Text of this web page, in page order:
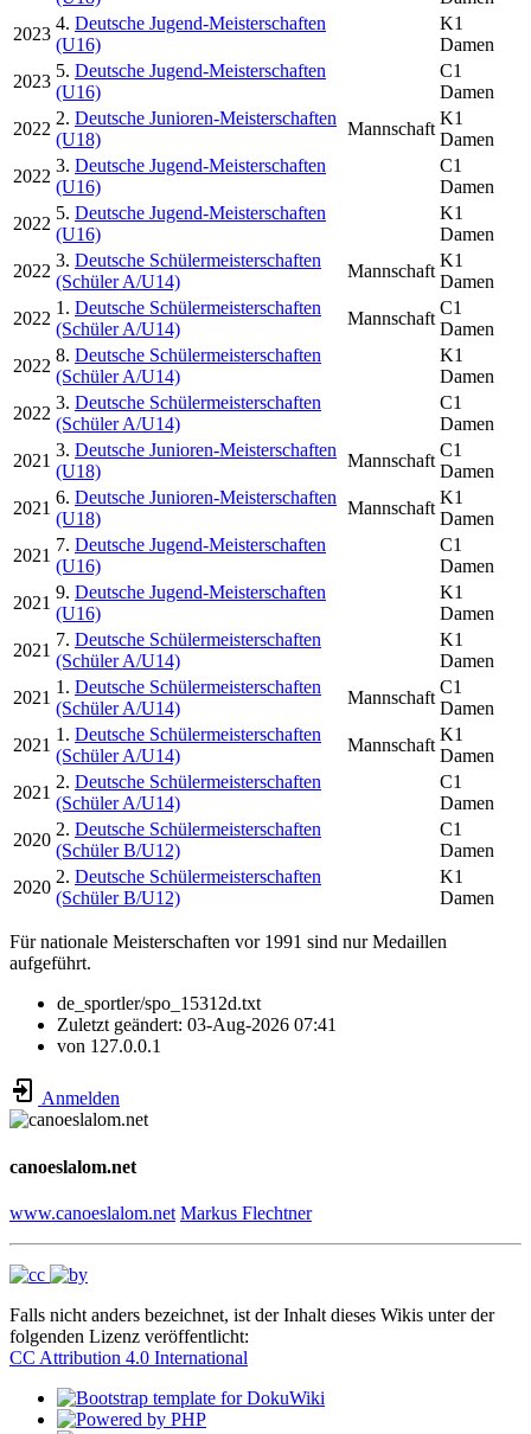
2023
4. Deutsche Jugend-Meisterschaften
(U16)
K1
Damen
2023
5. Deutsche Jugend-Meisterschaften
(U16)
C1
Damen
2022
2. Deutsche Junioren-Meisterschaften
(U18)
Mannschaft
K1
Damen
2022
3. Deutsche Jugend-Meisterschaften
(U16)
C1
Damen
2022
5. Deutsche Jugend-Meisterschaften
(U16)
K1
Damen
2022
3. Deutsche Schülermeisterschaften
(Schüler A/U14)
Mannschaft
K1
Damen
2022
1. Deutsche Schülermeisterschaften
(Schüler A/U14)
Mannschaft
C1
Damen
2022
8. Deutsche Schülermeisterschaften
(Schüler A/U14)
K1
Damen
2022
3. Deutsche Schülermeisterschaften
(Schüler A/U14)
C1
Damen
2021
3. Deutsche Junioren-Meisterschaften
(U18)
Mannschaft
C1
Damen
2021
6. Deutsche Junioren-Meisterschaften
(U18)
Mannschaft
K1
Damen
2021
7. Deutsche Jugend-Meisterschaften
(U16)
C1
Damen
2021
9. Deutsche Jugend-Meisterschaften
(U16)
K1
Damen
2021
7. Deutsche Schülermeisterschaften
(Schüler A/U14)
K1
Damen
2021
1. Deutsche Schülermeisterschaften
(Schüler A/U14)
Mannschaft
C1
Damen
2021
1. Deutsche Schülermeisterschaften
(Schüler A/U14)
Mannschaft
K1
Damen
2021
2. Deutsche Schülermeisterschaften
(Schüler A/U14)
C1
Damen
2020
2. Deutsche Schülermeisterschaften
(Schüler B/U12)
C1
Damen
2020
2. Deutsche Schülermeisterschaften
(Schüler B/U12)
K1
Damen
Für nationale Meisterschaften vor 1991 sind nur Medaillen
aufgeführt.
de_sportler/spo_15312d.txt
Zuletzt geändert: 03-Aug-2026 07:41
von 127.0.0.1
Anmelden
canoeslalom.net
www.canoeslalom.net Markus Flechtner
Falls nicht anders bezeichnet, ist der Inhalt dieses Wikis unter der
folgenden Lizenz veröffentlicht:
CC Attribution 4.0 International